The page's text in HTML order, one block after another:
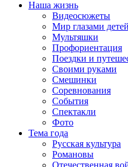
Наша жизнь
Видеосюжеты
Мир глазами детей
Мультяшки
Профориентация
Поездки и
Своими руками
Смешинки
Соревнования
События
Спектакли
Фото
Тема года
Русская культура
Романовы
Отечественная